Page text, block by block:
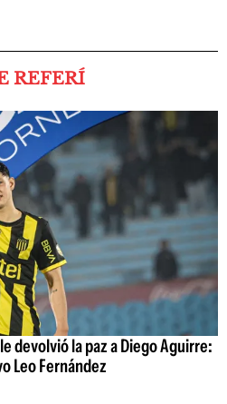
REFERÍ
devolvió la paz a Diego Aguirre:
Leo Fernández